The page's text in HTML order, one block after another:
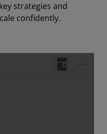
strategies and
confidently.